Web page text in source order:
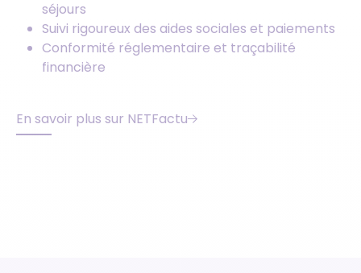
séjours
Suivi rigoureux des aides sociales et paiements
Conformité réglementaire et traçabilité
financière
En savoir plus sur NETFactu